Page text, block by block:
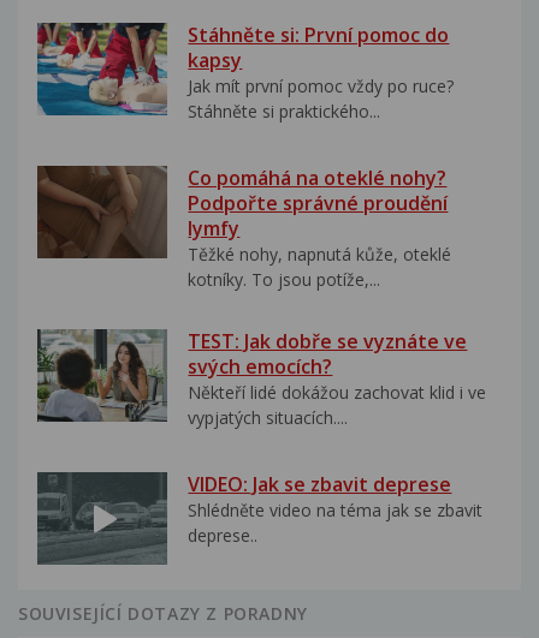
Stáhněte si: První pomoc do
kapsy
Jak mít první pomoc vždy po ruce?
Stáhněte si praktického...
Co pomáhá na oteklé nohy?
Podpořte správné proudění
lymfy
Těžké nohy, napnutá kůže, oteklé
kotníky. To jsou potíže,...
TEST: Jak dobře se vyznáte ve
svých emocích?
Někteří lidé dokážou zachovat klid i ve
vypjatých situacích....
VIDEO: Jak se zbavit deprese
Shlédněte video na téma jak se zbavit
deprese..
SOUVISEJÍCÍ DOTAZY Z PORADNY